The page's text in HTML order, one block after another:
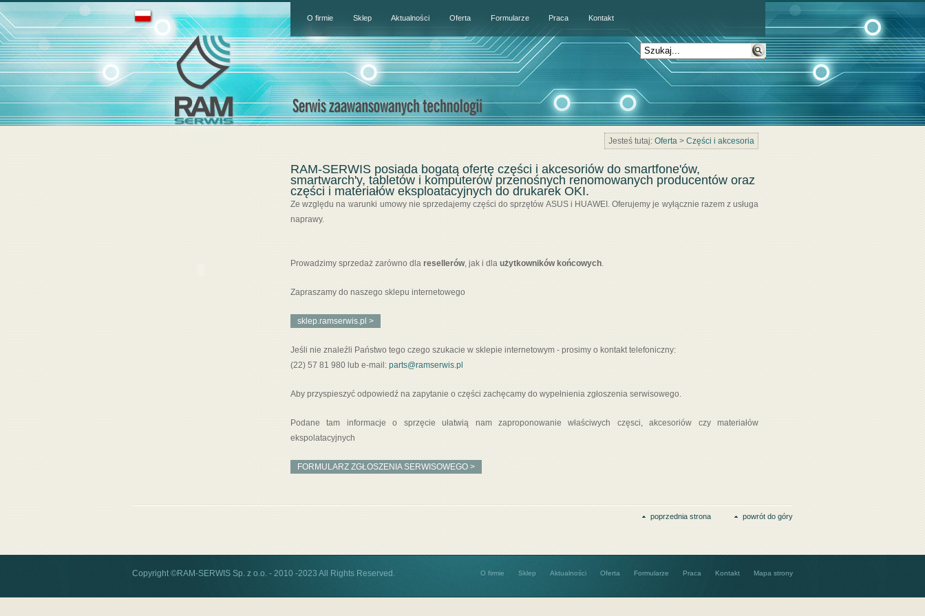
O firmie Sklep Aktualności Oferta Formularze Praca Kontakt
Jesteś tutaj: Oferta > Części i akcesoria
RAM-SERWIS posiada bogatą ofertę części i akcesoriów do smartfone'ów,
smartwarch'y, tabletów i komputerów przenośnych renomowanych producentów oraz
części i materiałów eksploatacyjnych do drukarek OKI.
Ze względu na warunki umowy nie sprzedajemy części do sprzętów ASUS i HUAWEI. Oferujemy je wyłącznie razem z usługa
naprawy.
Prowadzimy sprzedaż zarówno dla resellerów, jak i dla użytkowników końcowych
Zapraszamy do naszego sklepu internetowego
sklep.ramserwis.pl >
Jeśli nie znaleźli Państwo tego czego szukacie w sklepie internetowym - prosimy o kontakt telefoniczny:
(22) 57 81 980 lub e-mail: parts@ramserwis.pl
Aby przyspieszyć odpowiedź na zapytanie o części zachęcamy do wypełnienia zgłoszenia serwisowego.
Podane tam informacje o sprzęcie ułatwią nam zaproponowanie właściwych częsci, akcesoriów czy materiałów
ekspolatacyjnych
FORMULARZ ZGŁOSZENIA SERWISOWEGO >
poprzednia strona powrót do góry
Copyright ©RAM-SERWIS Sp. z o.o. - 2010 -2023 All Rights Reserved. O firmie Sklep Aktualności Oferta Formularze Praca Kontakt Mapa strony